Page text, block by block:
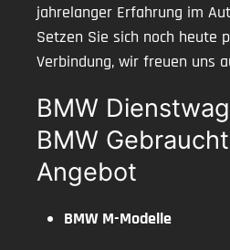
jahrelanger Erfahrung im
Setzen Sie sich noch heute
Verbindung, wir freuen uns
BMW
BMW
Angebot
BMW M-Modelle